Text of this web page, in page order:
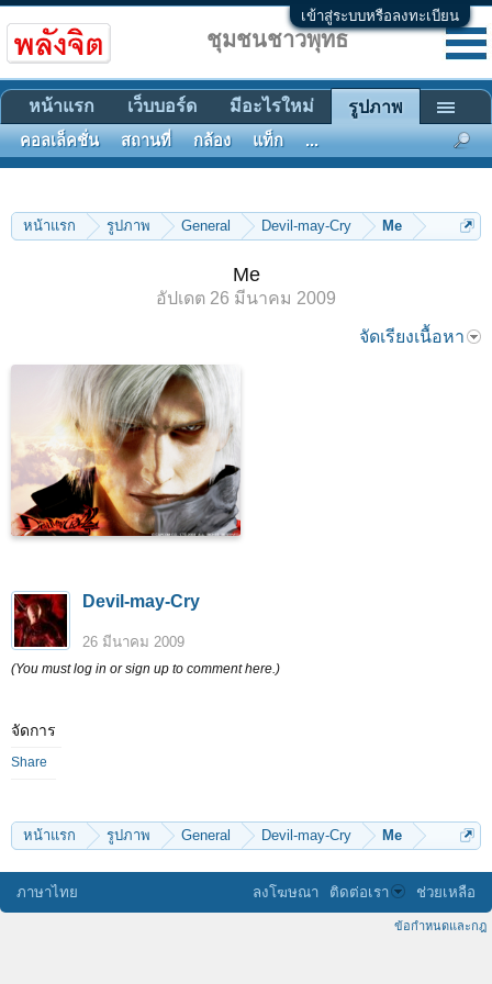
เข้าสู่ระบบหรือลงทะเบียน
หน้าแรก รูปภาพ General Devil-may-Cry Me
Me
อัปเดต 26 มีนาคม 2009
จัดเรียงเนื้อหา
Devil-may-Cry
26 มีนาคม 2009
(You must log in or sign up to comment here.)
จัดการ
Share
หน้าแรก รูปภาพ General Devil-may-Cry Me
ชุมชนชาวพุทธ
หน้าแรก เว็บบอร์ด มีอะไรใหม่ รูปภาพ
คอลเล็คชั่น สถานที่ กล้อง แท็ก ...
ภาษาไทย ลงโฆษณา ติดต่อเรา ช่วยเหลือ
ข้อกำหนดและกฎ